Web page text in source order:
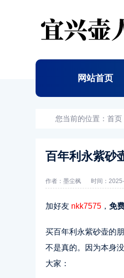
网站首页
您当前的位置： 首页
百年利永紫砂
作者：墨尘枫 时间：
加好友 nkk7575 ， 免
买百年利永紫砂壶的
不是真的。因为本身
大家：